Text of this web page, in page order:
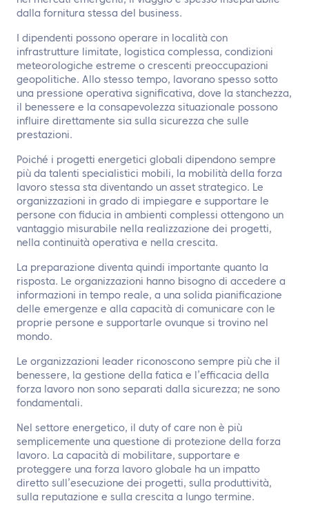
dalla fornitura stessa del business.
I dipendenti possono operare in località con
infrastrutture limitate, logistica complessa, condizioni
meteorologiche estreme o crescenti preoccupazioni
geopolitiche. Allo stesso tempo, lavorano spesso sotto
una pressione operativa significativa, dove la stanchezza,
il benessere e la consapevolezza situazionale possono
influire direttamente sia sulla sicurezza che sulle
prestazioni.
Poiché i progetti energetici globali dipendono sempre
più da talenti specialistici mobili, la mobilità della forza
lavoro stessa sta diventando un asset strategico. Le
organizzazioni in grado di impiegare e supportare le
persone con fiducia in ambienti complessi ottengono un
vantaggio misurabile nella realizzazione dei progetti,
nella continuità operativa e nella crescita.
La preparazione diventa quindi importante quanto la
risposta. Le organizzazioni hanno bisogno di accedere a
informazioni in tempo reale, a una solida pianificazione
delle emergenze e alla capacità di comunicare con le
proprie persone e supportarle ovunque si trovino nel
mondo.
Le organizzazioni leader riconoscono sempre più che il
benessere, la gestione della fatica e l’efficacia della
forza lavoro non sono separati dalla sicurezza; ne sono
fondamentali.
Nel settore energetico, il duty of care non è più
semplicemente una questione di protezione della forza
lavoro. La capacità di mobilitare, supportare e
proteggere una forza lavoro globale ha un impatto
diretto sull’esecuzione dei progetti, sulla produttività,
sulla reputazione e sulla crescita a lungo termine.